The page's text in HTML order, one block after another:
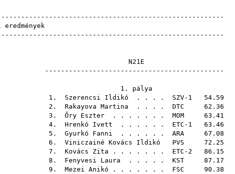
eredmények
N21E
---------------------------------------------
1. pálya
1. Szerencsi Ildikó . . . . SZV-1 54.59
2. Rakayova Martina . . . . DTC 62.36
3. Őry Eszter . . . . . . . MOM 63.41
4. Hrenkó Ivett . . . . . . ETC-1 63.46
5. Gyurkó Fanni . . . . . . ARA 67.08
6. Viniczainé Kovács Ildikó PVS 72.25
7. Kovács Zita . . . . . . . ETC-2 86.15
8. Fenyvesi Laura . . . . . KST 87.17
9. Mezei Anikó . . . . . . . FSC 90.38